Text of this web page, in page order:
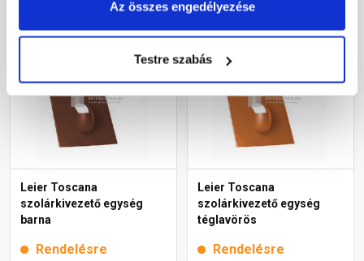
Az összes engedélyezése
Testre szabás
Leier Toscana
szolárkivezető egység
barna
Rendelésre
Leier Toscana
szolárkivezető egység
téglavörös
Rendelésre